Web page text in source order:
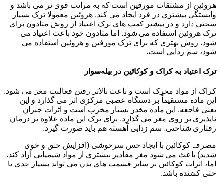
هروئین از مشتقات مورفین است که به مراتب قوی تر می باشد و
وابستگی بیشتری در فرد ایجاد می کند. هروئین معمولا ترک بسیار
سختی دارد و در بیشتر کمپ های ترک اعتیاد از روش متادون برای
ترک هروئین استفاده می شود. اما متادون خود باعث اعتیاد می
شود. روش بهتری که برای ترک مورفین و هروئین استفاده می
شود، سم زدایی است.
ترک اعتیاد به کراک و کوکائین در بیله‌سوار
کراک از مواد محرک است و باعث بالاتر رفتن فعالیت مغز می شود.
این ماده مستقیماً بر دستگاه عصبی مرکزی اثر می گذارد و این
یعنی فاجعه. این ماده مخدر بسیار مخرب است و اثرات جبران
ناپذیری بر روی مغز می گذارد. برای ترک این ماده علاوه بر درمان
رفتاری شناختی، سم زدایی آهسته هم باید صورت گیرد.
مصرف کوکائین با ایجاد حس سرخوشی (افزایش خلق و خوی
شدید) باعث می شود مغز مقادیر بیشتری از مواد شیمیایی آزاد کند.
اما، اثرات کوکائین بر سایر قسمت های بدن می تواند بسیار جدی یا
حتی کشنده باشد.